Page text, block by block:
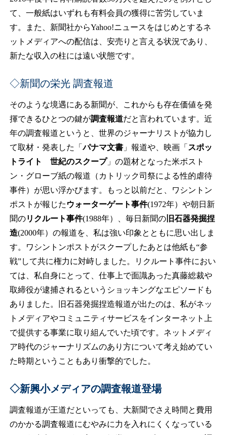
て、一般紙はいずれも有料会員の獲得に苦労していま
す。また、新聞社からYahoo!ニュースをはじめとするネ
ットメディアへの配信は、安売りと言える状況であり、
新たな収入の柱には遠い状態です。
◇新聞の栄光 調査報道
そのような境遇にある新聞が、これからも存在価値を発
揮できるひとつの鍵が調査報道だと言われています。近
年の調査報道というと、世界のジャーナリストが協力し
て取材・発表した「パナマ文書」報道や、映画「 スポッ
トライト 世紀のスクープ」の題材となった米ボスト
ン・グローブ紙の報道（カトリック司祭による性的虐待
事件）が思い浮かびます。もっと以前だと、ワシントン
ポストが報じた ウォーターゲート事件(1972年）や朝日新
聞のリクルート事件(1988年）、毎日新聞の旧石器発掘捏
造(2000年）の報道を、私は強い印象とともに思い出しま
す。ワシントンポストがスクープしたあとは他紙も“参
戦”して共に権力に対峙しました。リクルート事件におい
ては、私自身にとって、仕事上で面識あった真藤総裁や
取締役が逮捕されるというショッキングなエピソードも
ありました。旧石器発掘捏造報道が出たのは、私がネッ
トメディアやコミュニティサービスをインターネット上
で提供する事業に取り組んでいた頃です。ネットメディ
ア時代のジャーナリズムのあり方について考え始めてい
た時期ということもあり衝撃的でした。
◇新興小メディアの調査報道登場
調査報道が王道だといっても、大新聞でさえ時間と費用
のかかる調査報道にむやみに力を入れにくくなっている